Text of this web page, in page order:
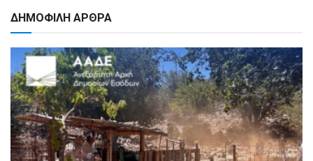
ΔΗΜΟΦΙΛΗ ΑΡΘΡΑ